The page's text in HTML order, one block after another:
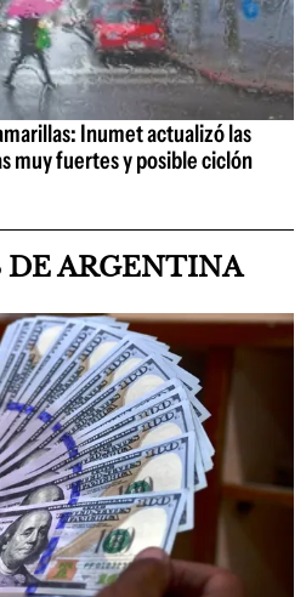
Inumet actualizó las
muy fuertes y posible ciclón
ARGENTINA